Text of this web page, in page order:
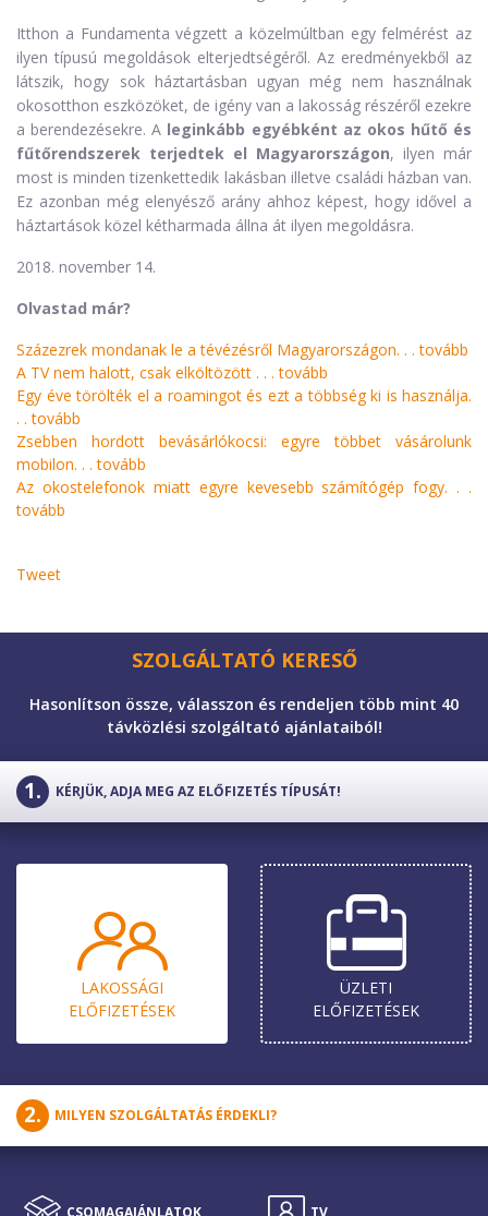
Itthon a Fundamenta végzett a közelmúltban egy felmérést az
ilyen típusú megoldások elterjedtségéről. Az eredményekből az
látszik, hogy sok háztartásban ugyan még nem használnak
okosotthon eszközöket, de igény van a lakosság részéről ezekre
a berendezésekre. A leginkább egyébként az okos hűtő és
fűtőrendszerek terjedtek el Magyarországon, ilyen már
most is minden tizenkettedik lakásban illetve családi házban van.
Ez azonban még elenyésző arány ahhoz képest, hogy idővel a
háztartások közel kétharmada állna át ilyen megoldásra.
2018. november 14.
Olvastad már?
Százezrek mondanak le a tévézésről Magyarországon. . .tovább
A TV nem halott, csak elköltözött . . .tovább
Egy éve törölték el a roamingot és ezt a többség ki is használja.
. .tovább
Zsebben hordott bevásárlókocsi: egyre többet vásárolunk
mobilon. . . tovább
Az okostelefonok miatt egyre kevesebb számítógép fogy. . .
tovább
Tweet
SZOLGÁLTATÓ KERESŐ
Hasonlítson össze, válasszon és rendeljen több mint 40
távközlési szolgáltató ajánlataiból!
KÉRJÜK, ADJA MEG AZ ELŐFIZETÉS TÍPUSÁT!
LAKOSSÁGI
ELŐ­FIZETÉSEK
ÜZLETI
ELŐ­FIZETÉSEK
MILYEN SZOLGÁLTATÁS ÉRDEKLI?
CSOMAG­AJÁNLATOK TV
CSOMAG­AJÁNLATOK MOBIL